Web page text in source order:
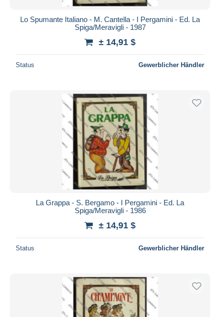
Lo Spumante Italiano - M. Cantella - I Pergamini - Ed. La
Spiga/Meravigli - 1987
± 14,91 $
Status Gewerblicher Händler
La Grappa - S. Bergamo - I Pergamini - Ed. La
Spiga/Meravigli - 1986
± 14,91 $
Status Gewerblicher Händler